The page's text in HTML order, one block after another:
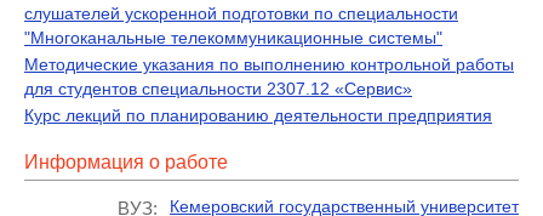
слушателей ускоренной подготовки по специальности
"Многоканальные телекоммуникационные системы"
Методические указания по выполнению контрольной работы
для студентов специальности 2307.12 «Сервис»
Курс лекций по планированию деятельности предприятия
Информация о работе
ВУЗ: Кемеровский государственный университет